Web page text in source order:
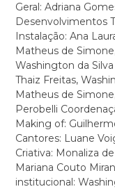
Geral: Adriana
Desenvolvimentos
Instalação: Ana
Matheus de
Washington da
Thaiz Freitas,
Matheus de
Perobelli
Making of:
Cantores: Luane
Criativa: Monaliza
Mariana Couto
institucional: